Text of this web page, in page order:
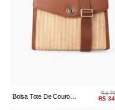
Bolsa Tote De Couro
R$
R$